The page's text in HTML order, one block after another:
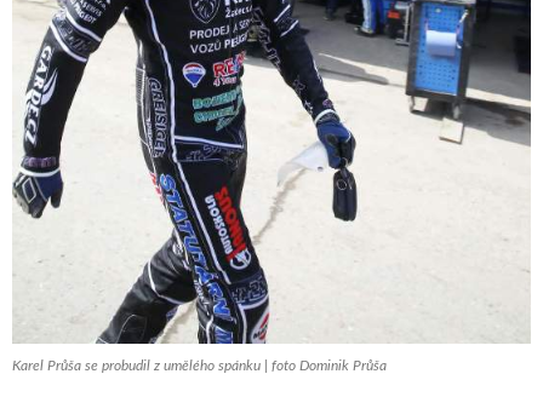
Karel Průša se probudil z umělého spánku | foto Dominik Průša